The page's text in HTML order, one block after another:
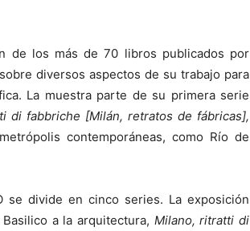
de los más de 70 libros publicados por
diversos aspectos de su trabajo para
La muestra parte de su primera serie
di fabbriche [Milán, retratos de fábricas],
contemporáneas, como Río de
divide en cinco series. La exposición
a la arquitectura, Milano, ritratti di